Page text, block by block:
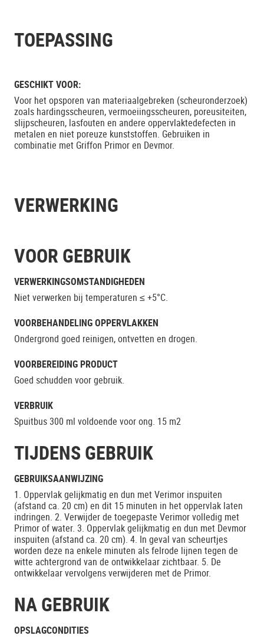
TOEPASSING
GESCHIKT VOOR:
Voor het opsporen van materiaalgebreken (scheuronderzoek)
zoals hardingsscheuren, vermoeiingsscheuren, poreusiteiten,
slijpscheuren, lasfouten en andere oppervlaktedefecten in
metalen en niet poreuze kunststoffen. Gebruiken in
combinatie met Griffon Primor en Devmor.
VERWERKING
VOOR GEBRUIK
VERWERKINGSOMSTANDIGHEDEN
Niet verwerken bij temperaturen ≤ +5°C.
VOORBEHANDELING OPPERVLAKKEN
Ondergrond goed reinigen, ontvetten en drogen.
VOORBEREIDING PRODUCT
Goed schudden voor gebruik.
VERBRUIK
Spuitbus 300 ml voldoende voor ong. 15 m2
TIJDENS GEBRUIK
GEBRUIKSAANWIJZING
1. Oppervlak gelijkmatig en dun met Verimor inspuiten
(afstand ca. 20 cm) en dit 15 minuten in het oppervlak laten
indringen. 2. Verwijder de toegepaste Verimor volledig met
Primor of water. 3. Oppervlak gelijkmatig en dun met Devmor
inspuiten (afstand ca. 20 cm). 4. In geval van scheurtjes
worden deze na enkele minuten als felrode lijnen tegen de
witte achtergrond van de ontwikkelaar zichtbaar. 5. De
ontwikkelaar vervolgens verwijderen met de Primor.
NA GEBRUIK
OPSLAGCONDITIES